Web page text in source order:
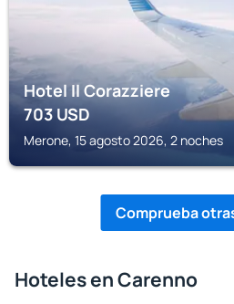
Hotel Il Corazziere
703USD
Merone, 15 agosto 2026, 2 noches
Comprueba
Hoteles en Carenno